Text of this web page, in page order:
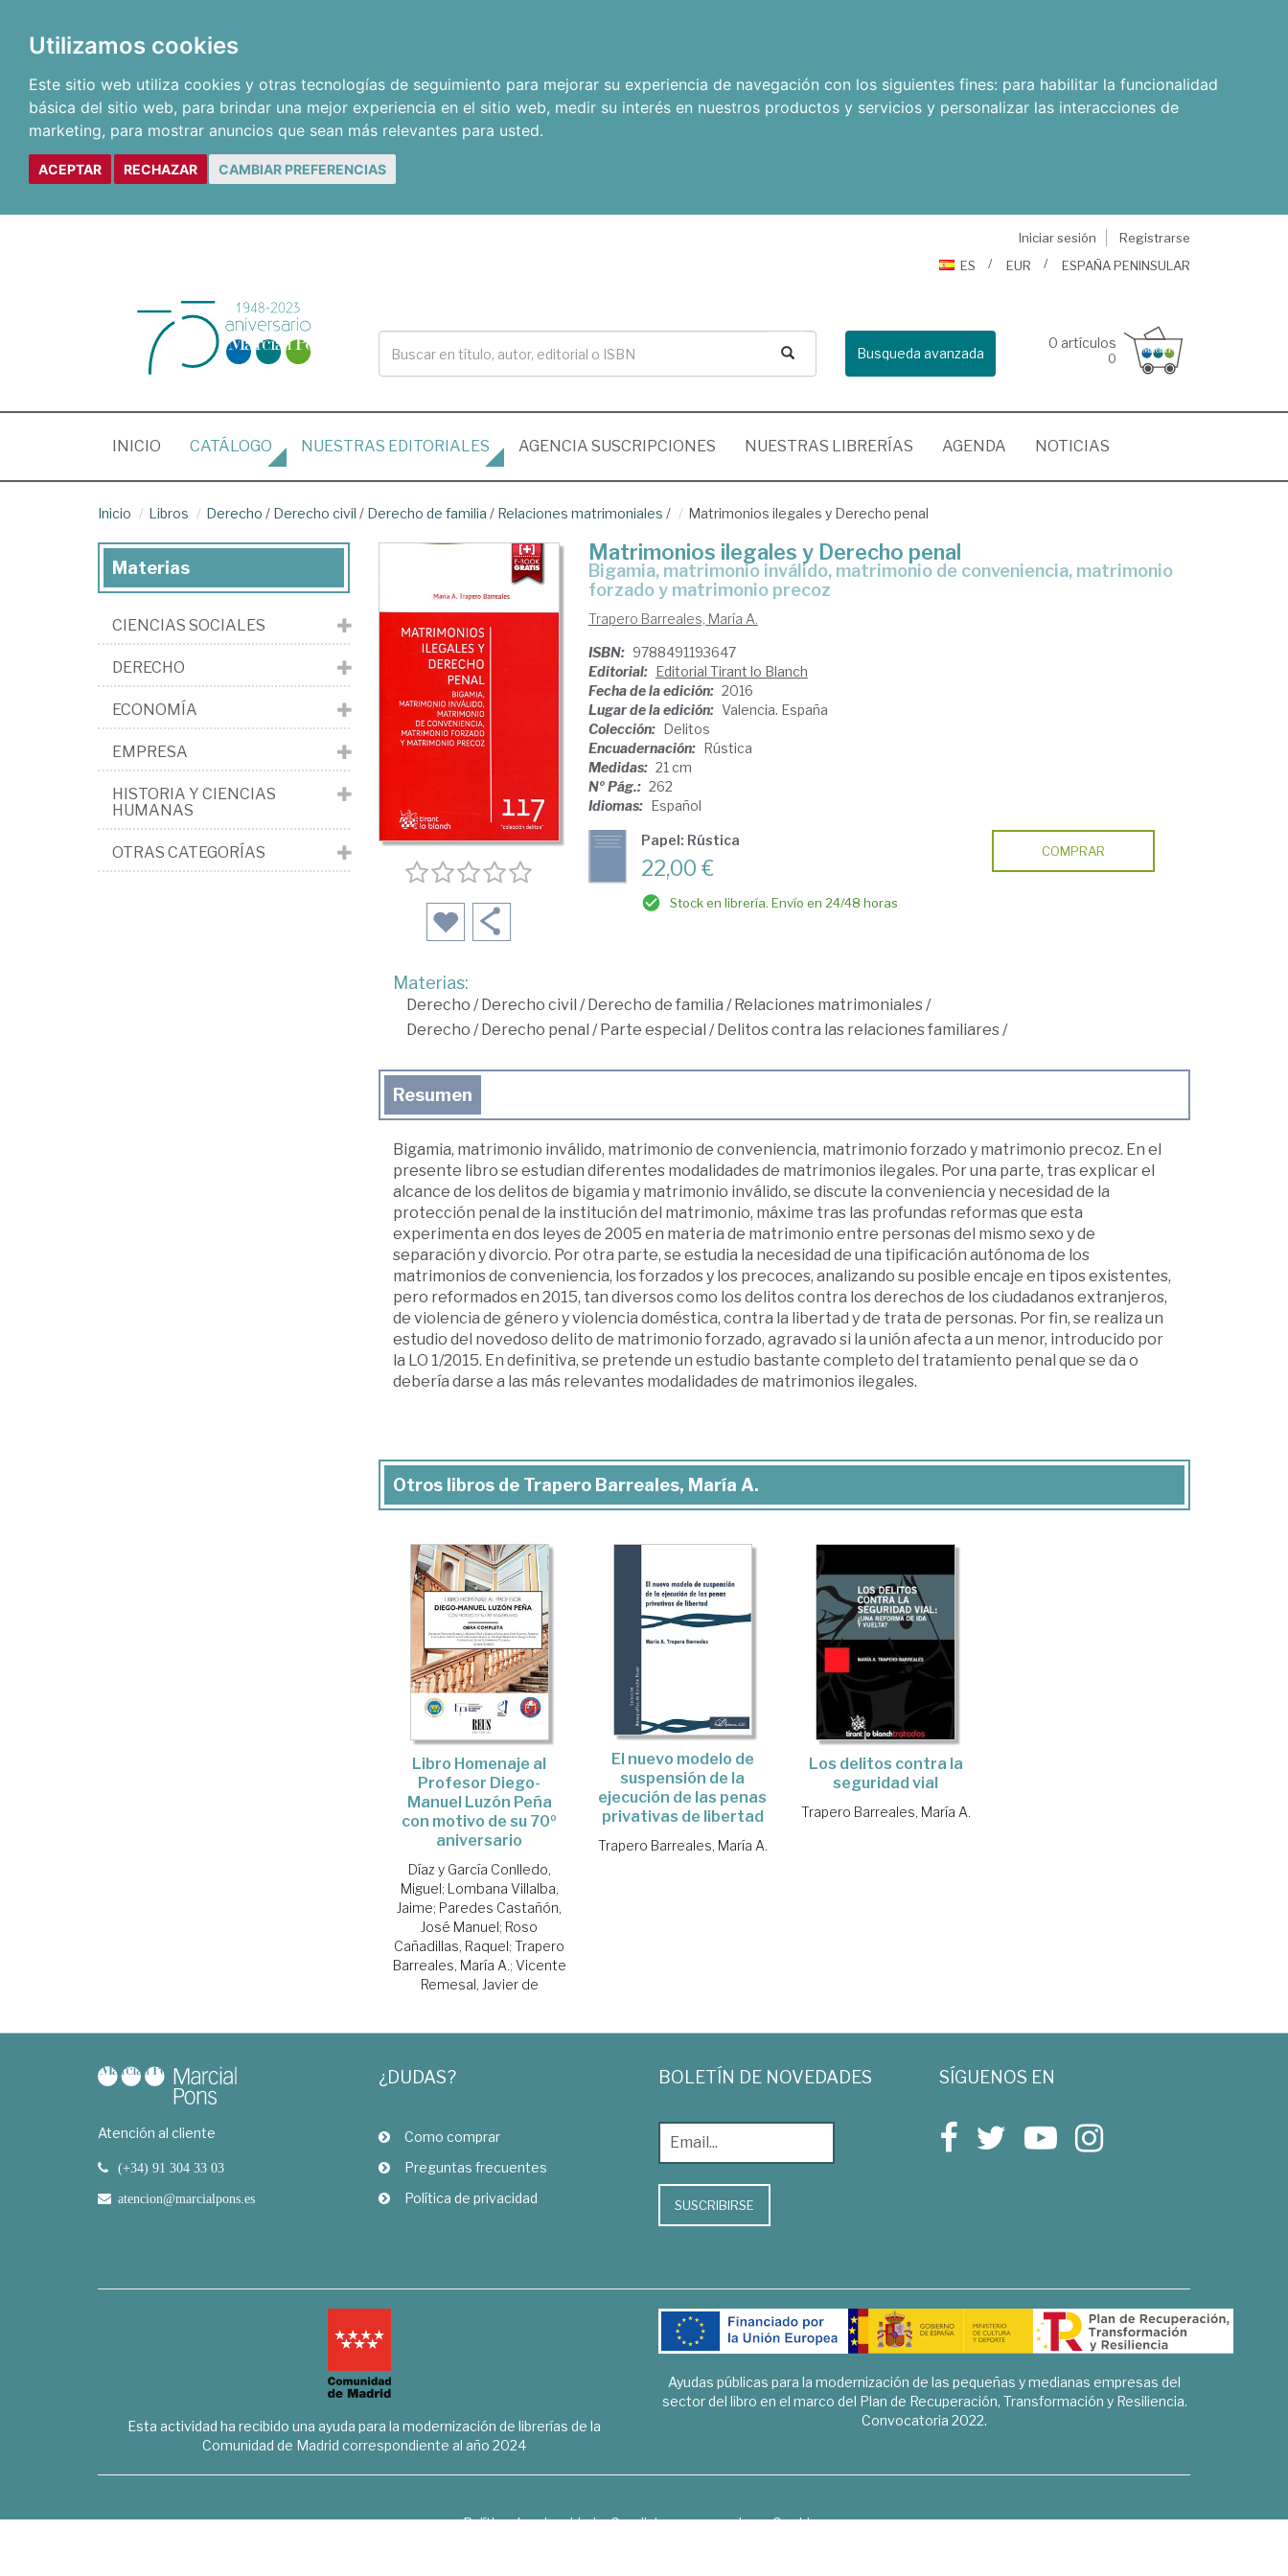
Utilizamos cookies
Este sitio web utiliza cookies y otras tecnologías de seguimiento para mejorar su experiencia de navegación con los siguientes fines: para habilitar la funcionalidad
básica del sitio web, para brindar una mejor experiencia en el sitio web, medir su interés en nuestros productos y servicios y personalizar las interacciones de
marketing, para mostrar anuncios que sean más relevantes para usted.
ACEPTAR RECHAZAR CAMBIAR PREFERENCIAS
Iniciar sesión
Registrarse
ES
EUR ESPAÑA PENINSULAR
Busqueda avanzada
0 artículos
0
INICIO (CURRENT)
CATÁLOGO NUESTRAS EDITORIALES AGENCIA SUSCRIPCIONES NUESTRAS LIBRERÍAS AGENDA NOTICIAS
Inicio Libros Derecho / Derecho civil / Derecho de familia / Relaciones matrimoniales / Matrimonios ilegales y Derecho penal
Matrimonios ilegales y Derecho penal
bigamia, matrimonio inválido, matrimonio de conveniencia, matrimonio
forzado y matrimonio precoz
Trapero Barreales, María A.
ISBN: 9788491193647
Editorial: Editorial Tirant lo Blanch
Fecha de la edición: 2016
Lugar de la edición: Valencia. España
Colección: Delitos
Encuadernación: Rústica
Medidas: 21 cm
Nº Pág.: 262
Idiomas: Español
Papel: Rústica
22,00 €
Stock en librería. Envío en 24/48 horas
COMPRAR
Materias:
Derecho / Derecho civil / Derecho de familia / Relaciones matrimoniales/
Derecho / Derecho penal / Parte especial / Delitos contra las relaciones familiares/
Resumen
Bigamia, matrimonio inválido, matrimonio de conveniencia, matrimonio forzado y matrimonio precoz. En el
presente libro se estudian diferentes modalidades de matrimonios ilegales. Por una parte, tras explicar el
alcance de los delitos de bigamia y matrimonio inválido, se discute la conveniencia y necesidad de la
protección penal de la institución del matrimonio, máxime tras las profundas reformas que esta
experimenta en dos leyes de 2005 en materia de matrimonio entre personas del mismo sexo y de
separación y divorcio. Por otra parte, se estudia la necesidad de una tipificación autónoma de los
matrimonios de conveniencia, los forzados y los precoces, analizando su posible encaje en tipos existentes,
pero reformados en 2015, tan diversos como los delitos contra los derechos de los ciudadanos extranjeros,
de violencia de género y violencia doméstica, contra la libertad y de trata de personas. Por fin, se realiza un
estudio del novedoso delito de matrimonio forzado, agravado si la unión afecta a un menor, introducido por
la LO 1/2015. En definitiva, se pretende un estudio bastante completo del tratamiento penal que se da o
debería darse a las más relevantes modalidades de matrimonios ilegales.
Otros libros de Trapero Barreales, María A.
Libro Homenaje al
Profesor Diego-
Manuel Luzón Peña
con motivo de su 70º
aniversario
Díaz y García Conlledo,
Miguel; Lombana Villalba,
Jaime; Paredes Castañón,
José Manuel; Roso
Cañadillas, Raquel;Trapero
Barreales, María A.; Vicente
Remesal, Javier de
El nuevo modelo de
suspensión de la
ejecución de las penas
privativas de libertad
Trapero Barreales, María A.
Los delitos contra la
seguridad vial
Trapero Barreales, María A.
Materias
CIENCIAS SOCIALES
DERECHO
ECONOMÍA
EMPRESA
HISTORIA Y CIENCIAS
HUMANAS
OTRAS CATEGORÍAS
Atención al cliente
(+34) 91 304 33 03
atencion@marcialpons.es
¿DUDAS?
Como comprar
Preguntas frecuentes
Política de privacidad
BOLETÍN DE NOVEDADES
SUSCRIBIRSE
SÍGUENOS EN
Esta actividad ha recibido una ayuda para la modernización de librerías de la
Comunidad de Madrid correspondiente al año 2024
Ayudas públicas para la modernización de las pequeñas y medianas empresas del
sector del libro en el marco del Plan de Recuperación, Transformación y Resiliencia.
Convocatoria 2022.
Política de privacidad Condiciones generales
Cookies